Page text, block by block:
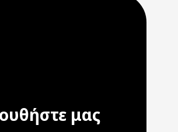
μας